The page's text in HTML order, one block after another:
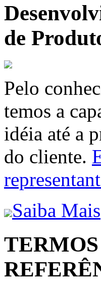
de
Pelo
temos a
idéia até a
do cliente.
Saiba Mais